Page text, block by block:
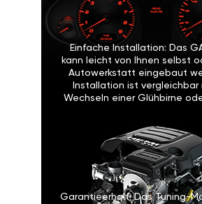
Einfache Installation: Das
kann leicht von Ihnen selbst
Autowerkstatt eingebaut
Installation ist
Wechseln einer Glühbirne
Garantieerhalt: Das Tuning-